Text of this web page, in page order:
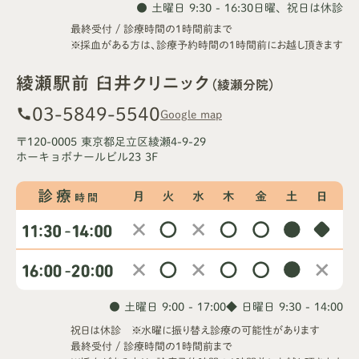
● 土曜日 9:30 - 16:30 日曜、祝日は休診
最終受付 / 診療時間の1時間前まで
※採血がある方は、診療予約時間の1時間前にお越し頂きます
綾瀬駅前 臼井クリニック （綾瀬分院）
call03-5849-5540Google map
〒120-0005 東京都足立区綾瀬4-9-29
ホーキョボナールビル23 3F
● 土曜日 9:00 - 17:00◆ 日曜日 9:30 - 14:00
祝日は休診 ※水曜に振り替え診療の可能性があります
最終受付 / 診療時間の1時間前まで